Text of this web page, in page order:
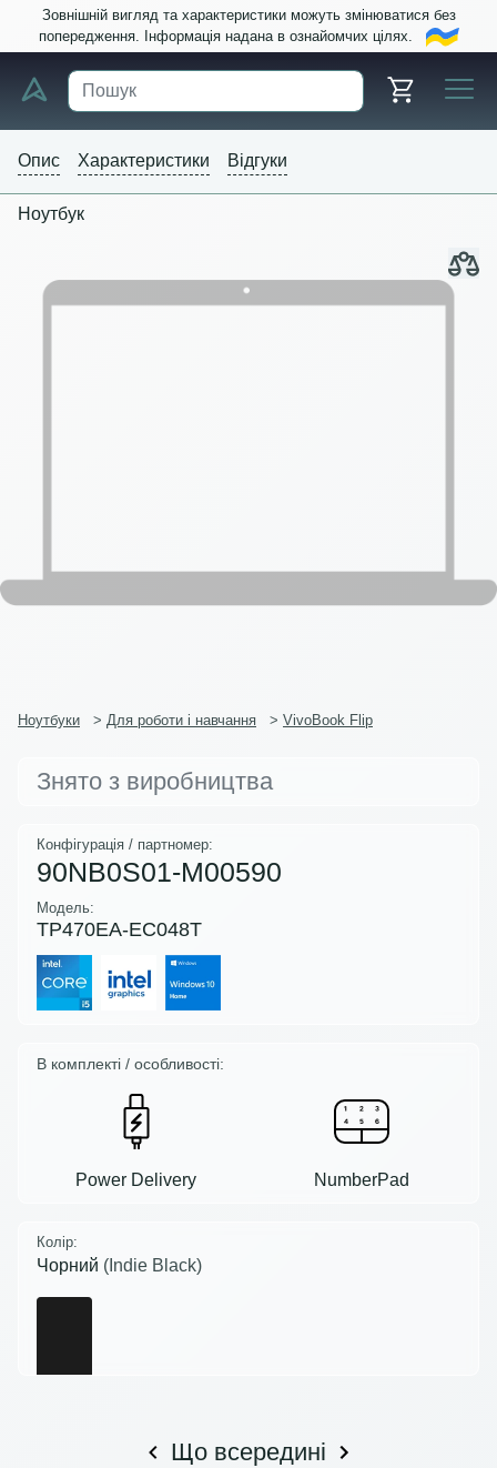
Зовнішній вигляд та характеристики можуть змінюватися без
попередження. Інформація надана в ознайомчих цілях.
Опис Характеристики Відгуки
Ноутбук
Ноутбуки > Для роботи і навчання > VivoBook Flip
Знято з виробництва
Конфігурація / партномер:
90NB0S01-M00590
Модель:
TP470EA-EC048T
В комплекті / особливості:
Power Delivery NumberPad
Колір:
Чорний (Indie Black)
Що всередині